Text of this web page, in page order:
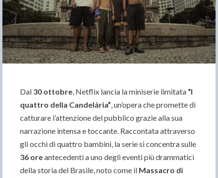
Dal 30 ottobre, Netflix lancia la miniserie limitata “I
quattro della Candelária”, un’opera che promette di
catturare l’attenzione del pubblico grazie alla sua
narrazione intensa e toccante. Raccontata attraverso
gli occhi di quattro bambini, la serie si concentra sulle
36 oreantecedenti a uno degli eventi più drammatici
della storia del Brasile, noto come il Massacro di